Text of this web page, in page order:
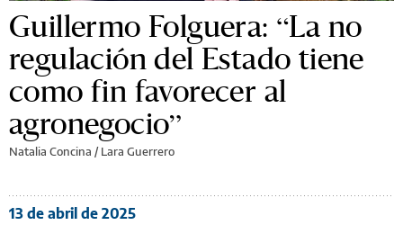
Guillermo Folguera: “La no
regulación del Estado tiene
como fin favorecer al
agronegocio”
Natalia Concina /Lara Guerrero
13 de abril de 2025